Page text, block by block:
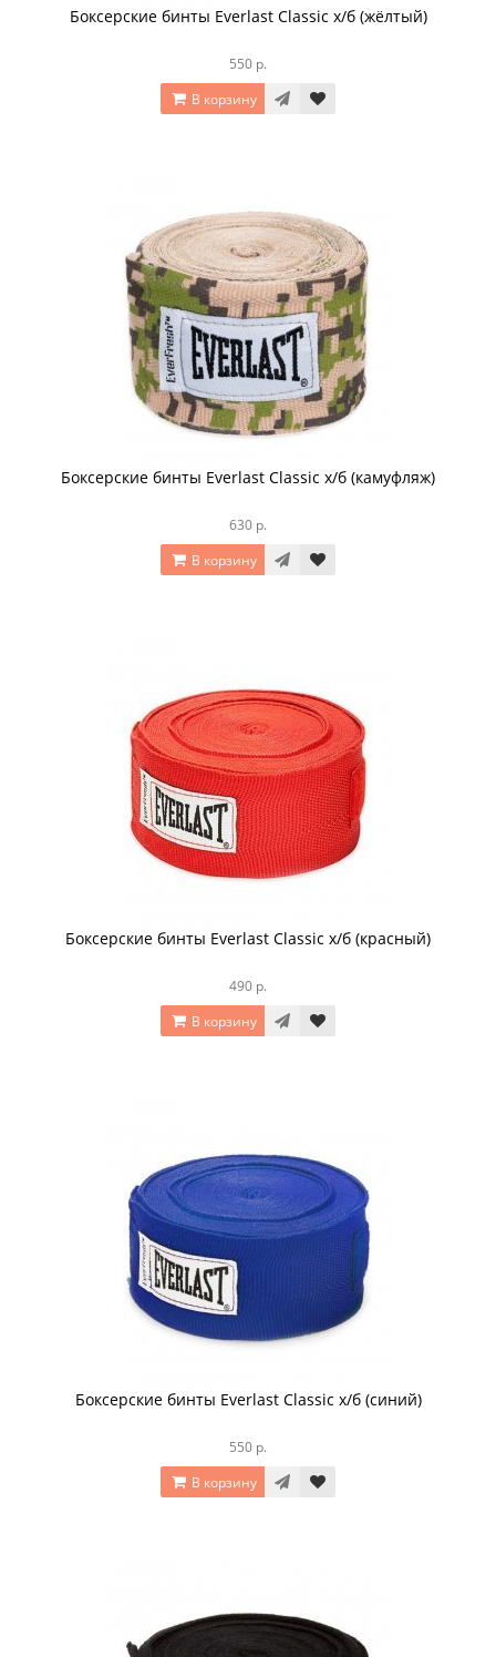
Боксерские бинты Everlast Classic х/б (жёлтый)
550 р.
В корзину
Боксерские бинты Everlast Classic х/б (камуфляж)
630 р.
В корзину
Боксерские бинты Everlast Classic х/б (красный)
490 р.
В корзину
Боксерские бинты Everlast Classic х/б (синий)
550 р.
В корзину